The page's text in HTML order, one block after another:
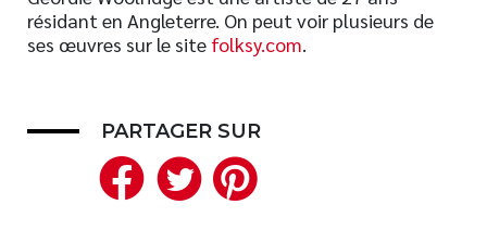
Vie pratique
Finances
Livres audio
résidant en Angleterre. On peut voir plusieurs de
ses œuvres sur le site folksy.com.
PARTAGER SUR
Facebook
Twitter